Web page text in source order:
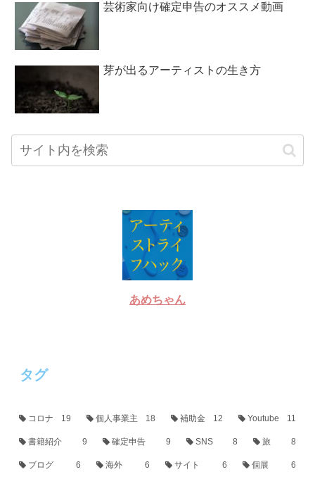
芸術家向け確定申告のオススメ動画
芽が出るアーティストの生き方
あめちゃん
タグ
コロナ 19 個人事業主 18 補助金 12 Youtube 11
書籍紹介 9 確定申告 9 SNS 8 旅 8
ブログ 6 海外 6 サイト 6 個展 6